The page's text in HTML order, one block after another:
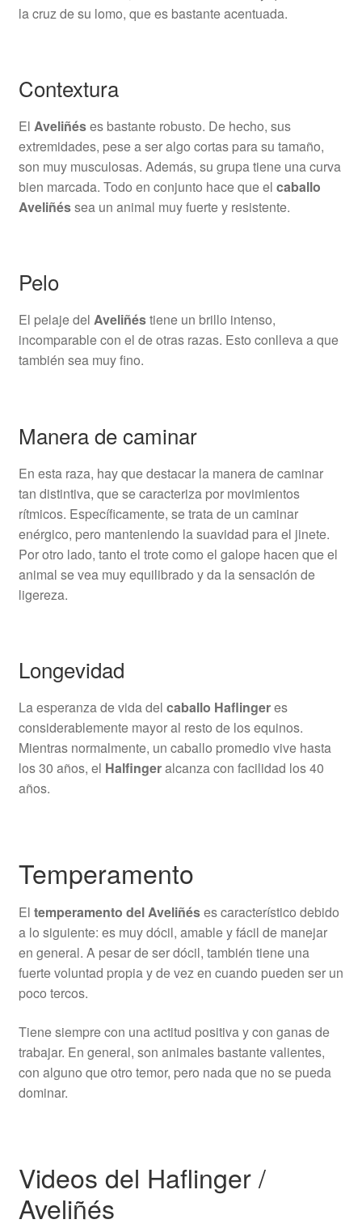
la cruz de su lomo, que es bastante acentuada.
Contextura
El Aveliñéses bastante robusto. De hecho, sus
extremidades, pese a ser algo cortas para su tamaño,
son muy musculosas. Además, su grupa tiene una curva
bien marcada. Todo en conjunto hace que el caballo
Aveliñéssea un animal muy fuerte y resistente.
Pelo
El pelaje del Aveliñéstiene un brillo intenso,
incomparable con el de otras razas. Esto conlleva a que
también sea muy fino.
Manera de caminar
En esta raza, hay que destacar la manera de caminar
tan distintiva, que se caracteriza por movimientos
rítmicos. Específicamente, se trata de un caminar
enérgico, pero manteniendo la suavidad para el jinete.
Por otro lado, tanto el trote como el galope hacen que el
animal se vea muy equilibrado y da la sensación de
ligereza.
Longevidad
La esperanza de vida del caballo Haflingeres
considerablemente mayor al resto de los equinos.
Mientras normalmente, un caballo promedio vive hasta
los 30 años, el Halfingeralcanza con facilidad los 40
años.
Temperamento
El temperamento del Aveliñéses característico debido
a lo siguiente: es muy dócil, amable y fácil de manejar
en general. A pesar de ser dócil, también tiene una
fuerte voluntad propia y de vez en cuando pueden ser un
poco tercos.
Tiene siempre con una actitud positiva y con ganas de
trabajar. En general, son animales bastante valientes,
con alguno que otro temor, pero nada que no se pueda
dominar.
Videos del Haflinger /
Aveliñés